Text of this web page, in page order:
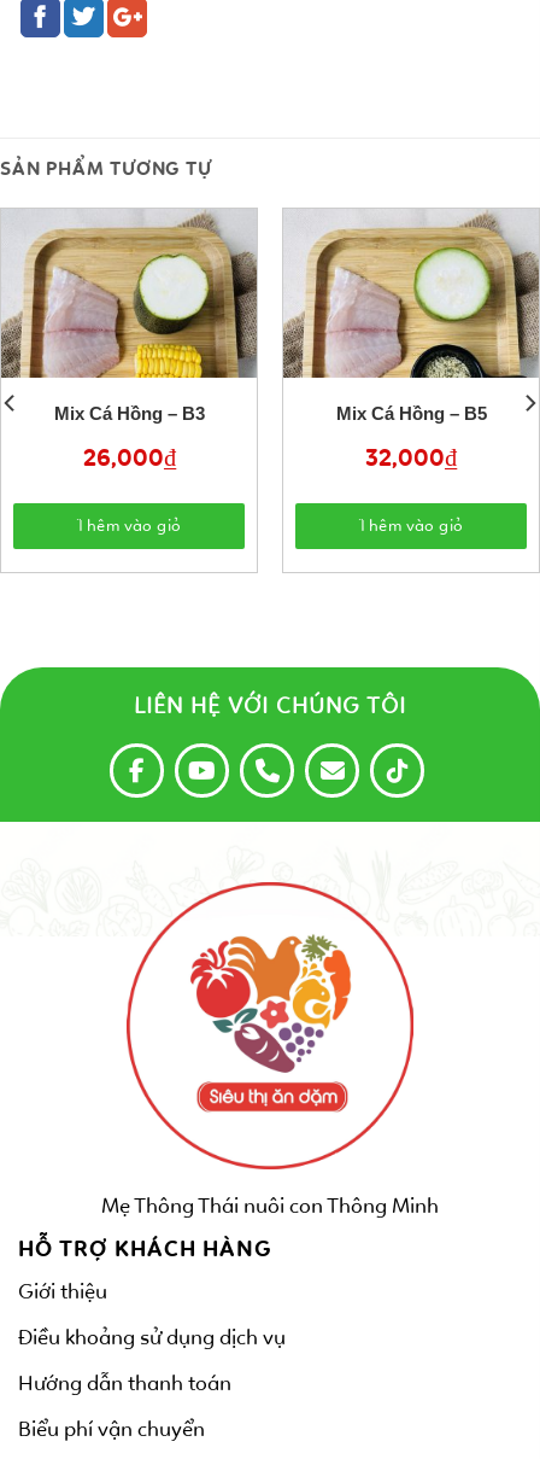
SẢN PHẨM TƯƠNG TỰ
Mix Cá Hồng – B3
26,000₫
Thêm vào giỏ
Mix Cá Hồng – B5
32,000₫
Thêm vào giỏ
LIÊN HỆ VỚI CHÚNG TÔI
Mẹ Thông Thái nuôi con Thông Minh
HỖ TRỢ KHÁCH HÀNG
Giới thiệu
Điều khoảng sử dụng dịch vụ
Hướng dẫn thanh toán
Biểu phí vận chuyển